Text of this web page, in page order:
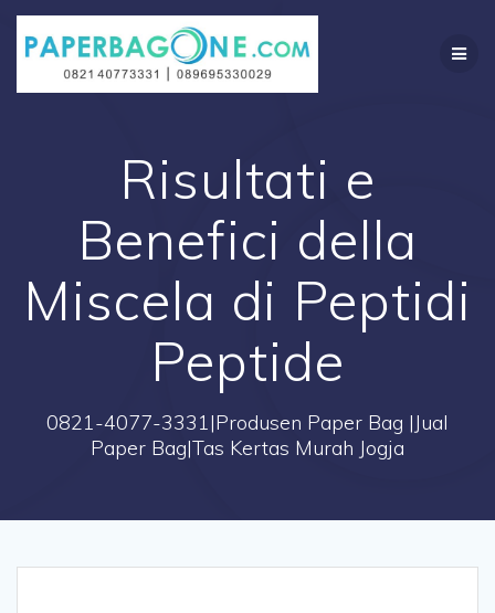
Skip
content
Risultati e
Benefici della
Miscela di Peptidi
Peptide
0821-4077-3331|Produsen Paper Bag |Jual
Paper Bag|Tas Kertas Murah Jogja